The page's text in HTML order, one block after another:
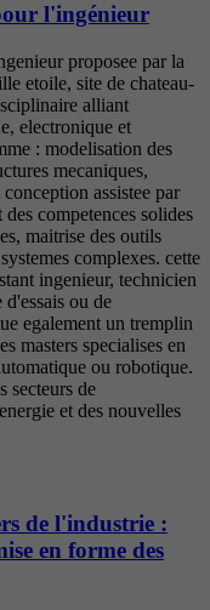
l'ingénieur
proposee par la
etoile, site de chateau-
alliant
electronique et
: modelisation des
mecaniques,
assistee par
competences solides
maitrise des outils
complexes. cette
ingenieur, technicien
d'essais ou de
egalement un tremplin
masters specialises en
ou robotique.
secteurs de
et des nouvelles
de l'industrie :
en forme des